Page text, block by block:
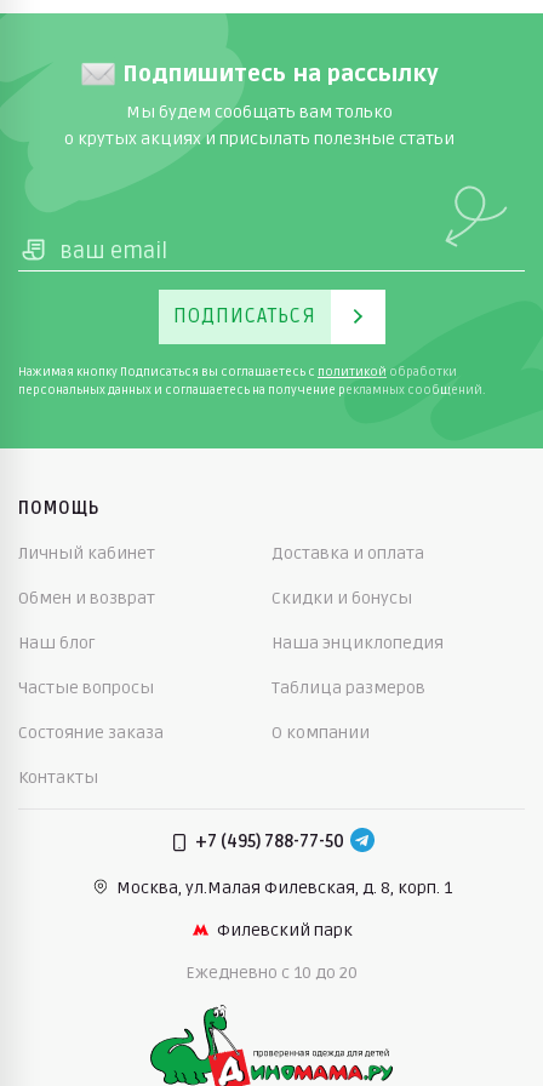
В нашем интернет-магазине представлен широкий
выбор детской одежды Lassie. От цельных
комбинезонов до отдельных курток и брюк —
каждая вещь создана для удобства вашего
ребенка. Мальчики оценят яркие цвета, комфорт и
качество финского бренда, обеспечивающего тепло
в любую погоду.
Подпишитесь на рассылку
Мы будем сообщать вам только
о крутых акциях и присылать полезные статьи
ПОДПИСАТЬСЯ
Нажимая кнопку Подписаться вы соглашаетесь с политикой обработки
персональных данных и соглашаетесь на получение рекламных сообщений.
ПОМОЩЬ
Личный кабинет Доставка и оплата
Обмен и возврат Скидки и бонусы
Наш блог Наша энциклопедия
Частые вопросы Таблица размеров
Состояние заказа О компании
Контакты
+7 (495) 788-77-50
Москва, ул.Малая Филевская, д. 8, корп. 1
Филевский парк
Ежедневно c 10 до 20